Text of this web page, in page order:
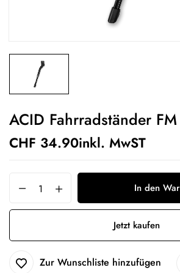
ACID Fahrradständer
CHF 34.90inkl. MwST
In den
Jetzt kaufen
Zur Wunschliste hinzufügen